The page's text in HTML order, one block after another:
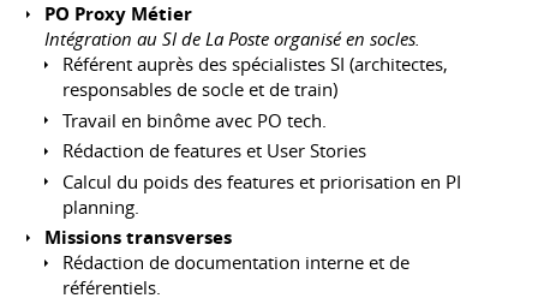
PO Proxy Métier
Intégration au SI de La Poste organisé en socles.
Référent auprès des spécialistes SI (architectes,
responsables de socle et de train)
Travail en binôme avec PO tech.
Rédaction de features et User Stories
Calcul du poids des features et priorisation en PI
planning.
Missions transverses
Rédaction de documentation interne et de
référentiels.